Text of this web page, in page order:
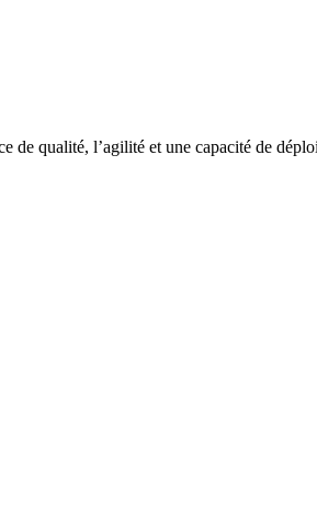
de qualité, l’agilité et une capacité de